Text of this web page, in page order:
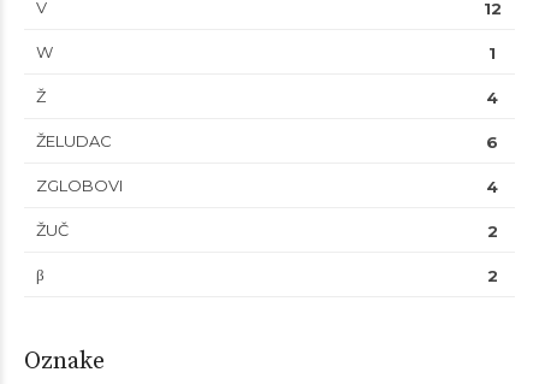
V 12
W 1
Ž 4
ŽELUDAC 6
ZGLOBOVI 4
ŽUČ 2
β 2
Oznake